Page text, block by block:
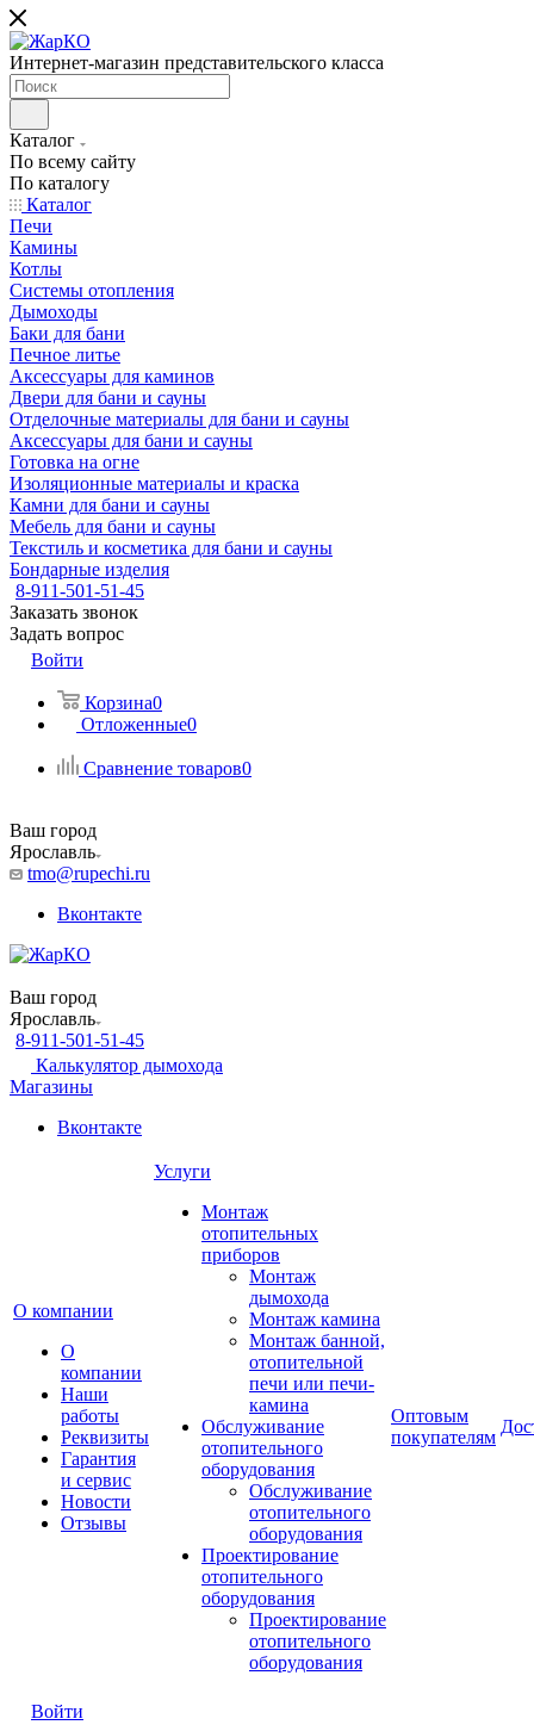
Интернет-магазин представительского класса
Каталог
По всему сайту
По каталогу
Каталог
Печи
Камины
Котлы
Системы отопления
Дымоходы
Баки для бани
Печное литье
Аксессуары для каминов
Двери для бани и сауны
Отделочные материалы для бани и сауны
Аксессуары для бани и сауны
Готовка на огне
Изоляционные материалы и краска
Камни для бани и сауны
Мебель для бани и сауны
Текстиль и косметика для бани и сауны
Бондарные изделия
8-911-501-51-45
Заказать звонок
Задать вопрос
Войти
Корзина0
Отложенные0
Сравнение товаров0
Ваш город
Ярославль
tmo@rupechi.ru
Вконтакте
Ваш город
Ярославль
8-911-501-51-45
Калькулятор дымохода
Магазины
Вконтакте
О компании
О
компании
Наши
работы
Реквизиты
Гарантия
и сервис
Новости
Отзывы
Услуги
Монтаж
отопительных
приборов
Монтаж
дымохода
Монтаж камина
Монтаж банной,
отопительной
печи или печи-
камина
Обслуживание
отопительного
оборудования
Обслуживание
отопительного
оборудования
Проектирование
отопительного
оборудования
Проектирование
отопительного
оборудования
Оптовым
покупателям
Войти